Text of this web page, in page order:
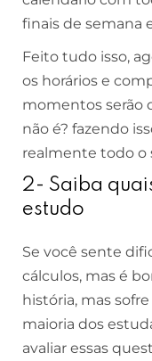
finais de semana
Feito tudo isso,
os horários e
momentos serão
não é? fazendo
realmente todo o
2- Saiba
estudo
Se você sente
cálculos, mas é
história, mas
maioria dos
avaliar essas